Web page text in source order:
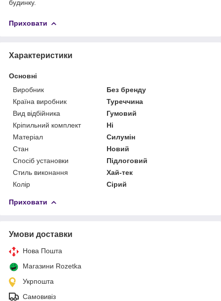
будинку.
Приховати
Характеристики
Основні
Виробник
Без бренду
Країна виробник
Туреччина
Вид відбійника
Гумовий
Кріпильний комплект
Ні
Матеріал
Силумін
Стан
Новий
Спосіб установки
Підлоговий
Стиль виконання
Хай-тек
Колір
Сірий
Приховати
Умови доставки
Нова Пошта
Магазини Rozetka
Укрпошта
Самовивіз